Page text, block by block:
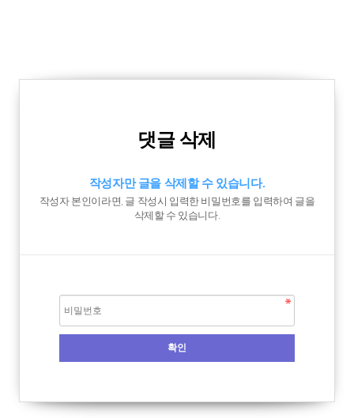
댓글 삭제
작성자만 글을 삭제할 수 있습니다.
작성자 본인이라면, 글 작성시 입력한 비밀번호를 입력하여 글을
삭제할 수 있습니다.